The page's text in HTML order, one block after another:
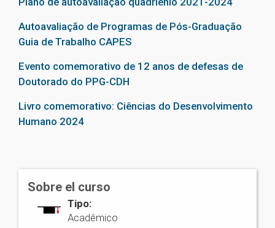
Autoavaliação de Programas de Pós-Graduação
Guia de Trabalho CAPES
Evento comemorativo de 12 anos de defesas de
Doutorado do PPG-CDH
Livro comemorativo: Ciências do Desenvolvimento
Humano 2024
Sobre el curso
Tipo:
Acadêmico